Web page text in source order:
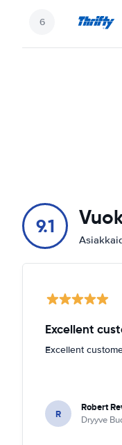
9.1
Excellent
Excellent
R Robert
Dryyve